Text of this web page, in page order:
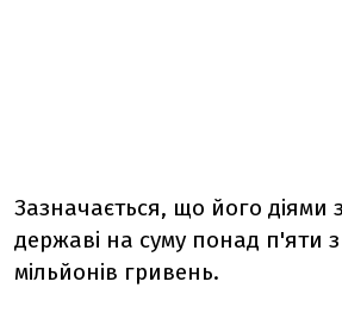
Зазначається, що його діями
державі на суму понад п'яти
мільйонів гривень.